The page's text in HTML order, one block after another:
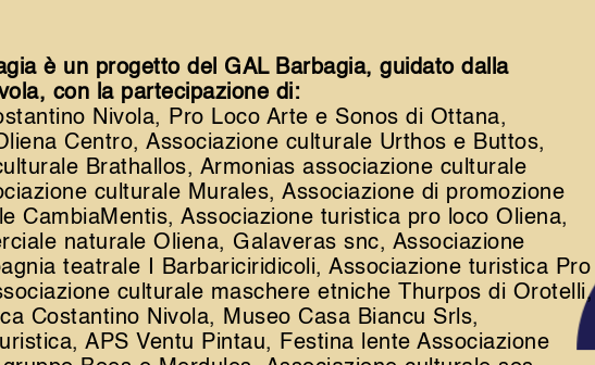
è un progetto del GAL Barbagia, guidato dalla
con la partecipazione di:
Nivola, Pro Loco Arte e Sonos di Ottana,
Centro, Associazione culturale Urthos e Buttos,
Brathallos, Armonias associazione culturale
culturale Murales, Associazione di promozione
CambiaMentis, Associazione turistica pro loco Oliena,
naturale Oliena, Galaveras snc, Associazione
teatrale I Barbariciridicoli, Associazione turistica Pro
culturale maschere etniche Thurpos di Orotelli,
Costantino Nivola, Museo Casa Biancu Srls,
APS Ventu Pintau, Festina lente Associazione